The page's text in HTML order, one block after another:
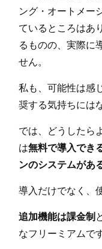
ング・オートメー
ているところはあ
るものの、実際に
せん。
私も、可能性は感
奨する気持ちには
では、どうしたら
は無料で導入でき
ンのシステムがあ
導入だけでなく、
追加機能は課金制
なフリーミアムで